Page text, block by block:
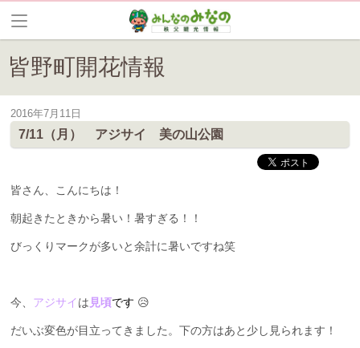
皆野町開花情報
皆野は花の見所が満載です。現在の開花情報をいち早くお届けします。
2016年7月11日
7/11（月） アジサイ 美の山公園
皆さん、こんにちは！
朝起きたときから暑い！暑すぎる！！
びっくりマークが多いと余計に暑いですね笑
今、 アジサイは 見頃です 😥
だいぶ変色が目立ってきました。下の方はあと少し見られます！